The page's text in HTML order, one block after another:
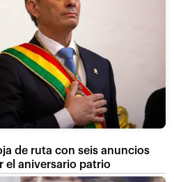
de ruta con seis anuncios
el aniversario patrio